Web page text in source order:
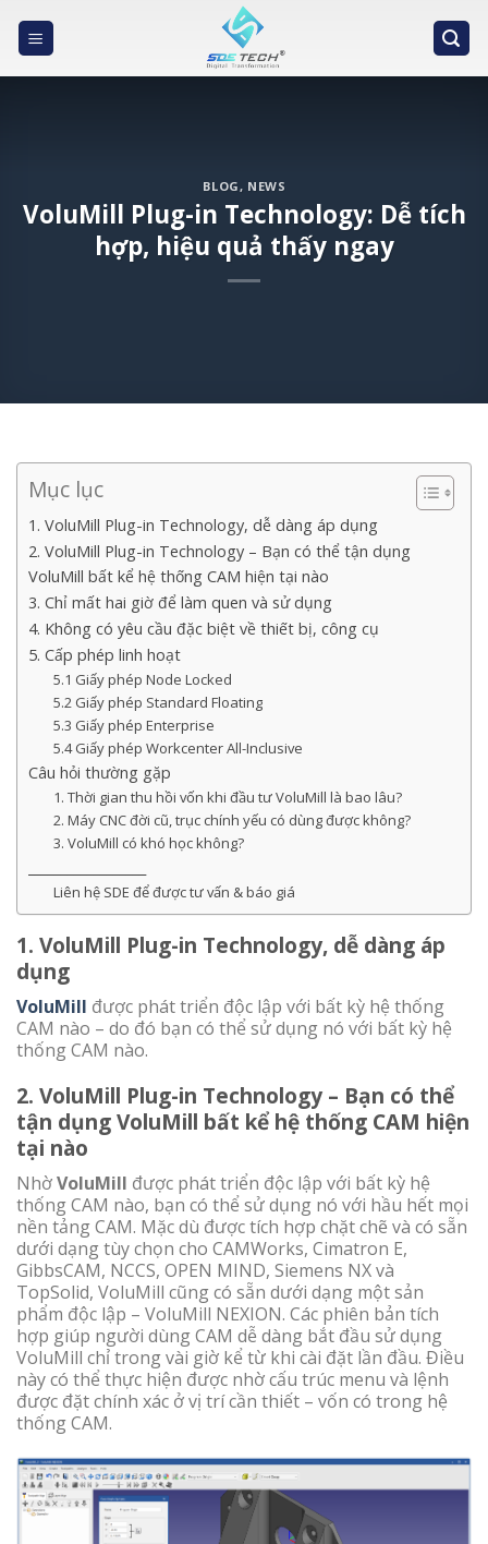
BLOG, NEWS
VoluMill Plug-in Technology: Dễ tích
hợp, hiệu quả thấy ngay
Mục lục
1. VoluMill Plug-in Technology, dễ dàng áp dụng
2. VoluMill Plug-in Technology – Bạn có thể tận dụng
VoluMill bất kể hệ thống CAM hiện tại nào
3. Chỉ mất hai giờ để làm quen và sử dụng
4. Không có yêu cầu đặc biệt về thiết bị, công cụ
5. Cấp phép linh hoạt
5.1 Giấy phép Node Locked
5.2 Giấy phép Standard Floating
5.3 Giấy phép Enterprise
5.4 Giấy phép Workcenter All-Inclusive
Câu hỏi thường gặp
1. Thời gian thu hồi vốn khi đầu tư VoluMill là bao lâu?
2. Máy CNC đời cũ, trục chính yếu có dùng được không?
3. VoluMill có khó học không?
Liên hệ SDE để được tư vấn & báo giá
1. VoluMill Plug-in Technology, dễ dàng áp
dụng
VoluMill được phát triển độc lập với bất kỳ hệ thống
CAM nào – do đó bạn có thể sử dụng nó với bất kỳ hệ
thống CAM nào.
2. VoluMill Plug-in Technology – Bạn có thể
tận dụng VoluMill bất kể hệ thống CAM hiện
tại nào
NhờVoluMill được phát triển độc lập với bất kỳ hệ
thống CAM nào, bạn có thể sử dụng nó với hầu hết mọi
nền tảng CAM. Mặc dù được tích hợp chặt chẽ và có sẵn
dưới dạng tùy chọn cho CAMWorks, Cimatron E,
GibbsCAM, NCCS, OPEN MIND, Siemens NX và
TopSolid, VoluMill cũng có sẵn dưới dạng một sản
phẩm độc lập – VoluMill NEXION. Các phiên bản tích
hợp giúp người dùng CAM dễ dàng bắt đầu sử dụng
VoluMill chỉ trong vài giờ kể từ khi cài đặt lần đầu. Điều
này có thể thực hiện được nhờ cấu trúc menu và lệnh
được đặt chính xác ở vị trí cần thiết – vốn có trong hệ
thống CAM.